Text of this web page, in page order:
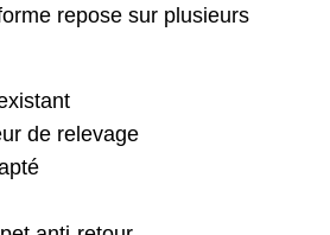
repose sur plusieurs
de relevage